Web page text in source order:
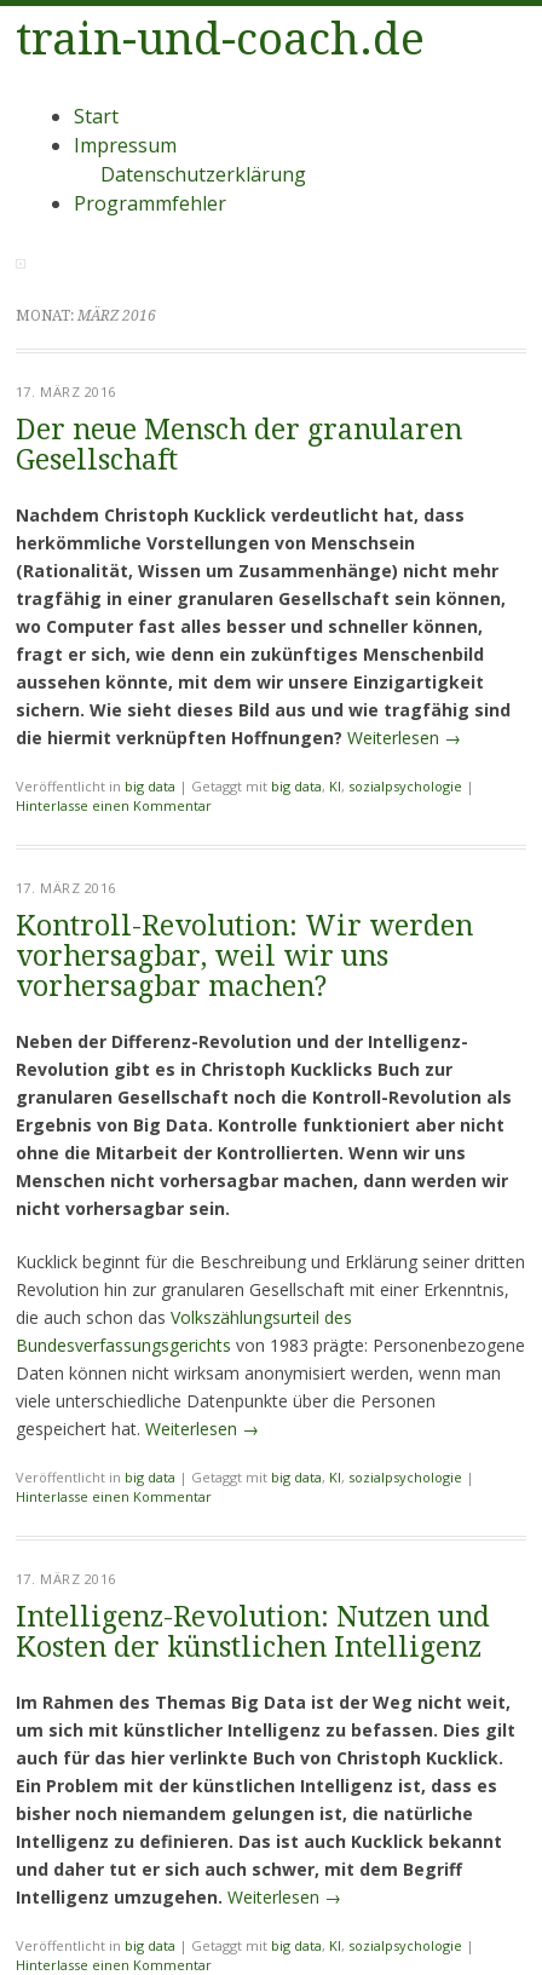
train-und-coach.de
Menü
Zum
Inhalt
Start
Impressum
Datenschutzerklärung
Programmfehler
MONAT: MÄRZ 2016
17. MÄRZ 2016
Der neue Mensch der granularen
Gesellschaft
Nachdem Christoph Kucklick verdeutlicht hat, dass
herkömmliche Vorstellungen von Menschsein
(Rationalität, Wissen um Zusammenhänge) nicht mehr
tragfähig in einer granularen Gesellschaft sein können,
wo Computer fast alles besser und schneller können,
fragt er sich, wie denn ein zukünftiges Menschenbild
aussehen könnte, mit dem wir unsere Einzigartigkeit
sichern. Wie sieht dieses Bild aus und wie tragfähig sind
die hiermit verknüpften Hoffnungen? Weiterlesen →
Veröffentlicht in big data | Getaggt mit big data, KI, sozialpsychologie |
Hinterlasse einen Kommentar
17. MÄRZ 2016
Kontroll-Revolution: Wir werden
vorhersagbar, weil wir uns
vorhersagbar machen?
Neben der Differenz-Revolution und der Intelligenz-
Revolution gibt es in Christoph Kucklicks Buch zur
granularen Gesellschaft noch die Kontroll-Revolution als
Ergebnis von Big Data. Kontrolle funktioniert aber nicht
ohne die Mitarbeit der Kontrollierten. Wenn wir uns
Menschen nicht vorhersagbar machen, dann werden wir
nicht vorhersagbar sein.
Kucklick beginnt für die Beschreibung und Erklärung seiner dritten
Revolution hin zur granularen Gesellschaft mit einer Erkenntnis,
die auch schon das Volkszählungsurteil des
Bundesverfassungsgerichts von 1983 prägte: Personenbezogene
Daten können nicht wirksam anonymisiert werden, wenn man
viele unterschiedliche Datenpunkte über die Personen
gespeichert hat. Weiterlesen →
Veröffentlicht in big data | Getaggt mit big data, KI, sozialpsychologie |
Hinterlasse einen Kommentar
17. MÄRZ 2016
Intelligenz-Revolution: Nutzen und
Kosten der künstlichen Intelligenz
Im Rahmen des Themas Big Data ist der Weg nicht weit,
um sich mit künstlicher Intelligenz zu befassen. Dies gilt
auch für das hier verlinkte Buch von Christoph Kucklick.
Ein Problem mit der künstlichen Intelligenz ist, dass es
bisher noch niemandem gelungen ist, die natürliche
Intelligenz zu definieren. Das ist auch Kucklick bekannt
und daher tut er sich auch schwer, mit dem Begriff
Intelligenz umzugehen. Weiterlesen →
Veröffentlicht in big data | Getaggt mit big data, KI, sozialpsychologie |
Hinterlasse einen Kommentar